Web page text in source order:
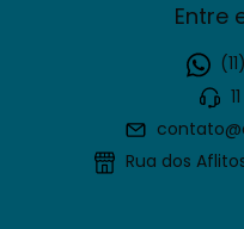
Entre
Rua dos